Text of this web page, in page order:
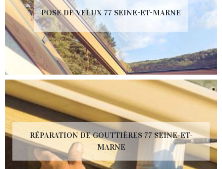
POSE DE VELUX 77 SEINE-ET-MARNE
RÉPARATION DE GOUTTIÈRES 77 SEINE-ET-
MARNE